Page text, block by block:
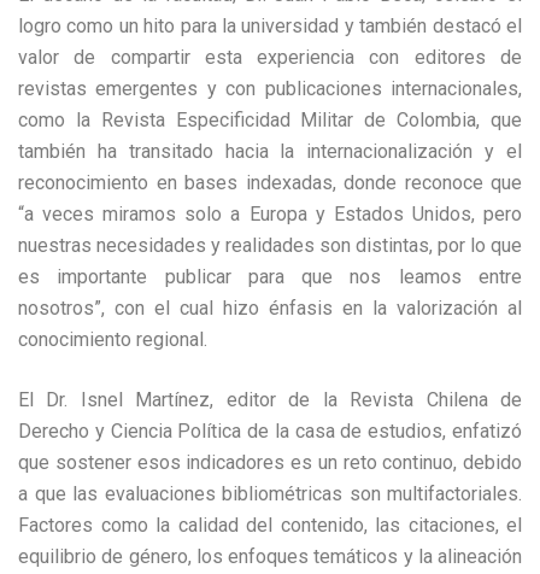
logro como un hito para la universidad y también destacó el
valor de compartir esta experiencia con editores de
revistas emergentes y con publicaciones internacionales,
como la Revista Especificidad Militar de Colombia, que
también ha transitado hacia la internacionalización y el
reconocimiento en bases indexadas, donde reconoce que
“a veces miramos solo a Europa y Estados Unidos, pero
nuestras necesidades y realidades son distintas, por lo que
es importante publicar para que nos leamos entre
nosotros”, con el cual hizo énfasis en la valorización al
conocimiento regional.
El Dr. Isnel Martínez, editor de la Revista Chilena de
Derecho y Ciencia Política de la casa de estudios, enfatizó
que sostener esos indicadores es un reto continuo, debido
a que las evaluaciones bibliométricas son multifactoriales.
Factores como la calidad del contenido, las citaciones, el
equilibrio de género, los enfoques temáticos y la alineación